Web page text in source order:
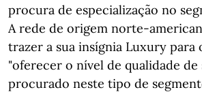
procura de especialização no
A rede de origem norte-
trazer a sua insígnia Luxury para
"oferecer o nível de qualidade de
procurado neste tipo de